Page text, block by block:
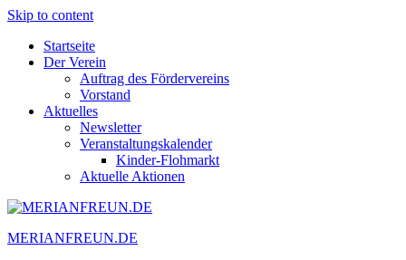
Skip to content
Startseite
Der Verein
Auftrag des Fördervereins
Vorstand
Aktuelles
Newsletter
Veranstaltungskalender
Kinder-Flohmarkt
Aktuelle Aktionen
MERIANFREUN.DE